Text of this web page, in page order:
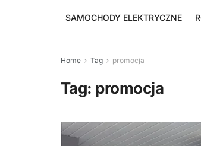
SAMOCHODY ELEKTRYCZNE
Home Tag promocja
Tag: promocja